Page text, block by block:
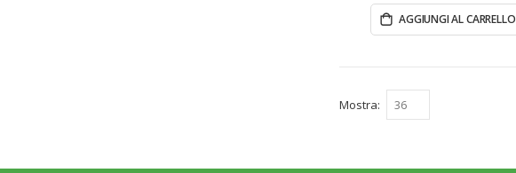
AGGIUNGI AL CARRELLO
Mostra